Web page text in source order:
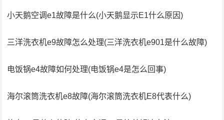
小天鹅空调e1故障是什么(小天鹅显示E1什么原因)
三洋洗衣机e9故障怎么处理(三洋洗衣机e901是什么故障)
电饭锅e4故障如何处理(电饭锅e4是怎么回事)
海尔滚筒洗衣机e8故障(海尔滚筒洗衣机E8代表什么)